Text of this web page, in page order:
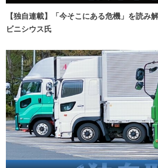
【独自連載】「今そこにある危機」を読
ビニシウス氏